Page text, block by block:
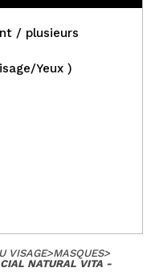
/ plusieurs
Yeux )
VISAGE>MASQUES>
NATURAL VITA -